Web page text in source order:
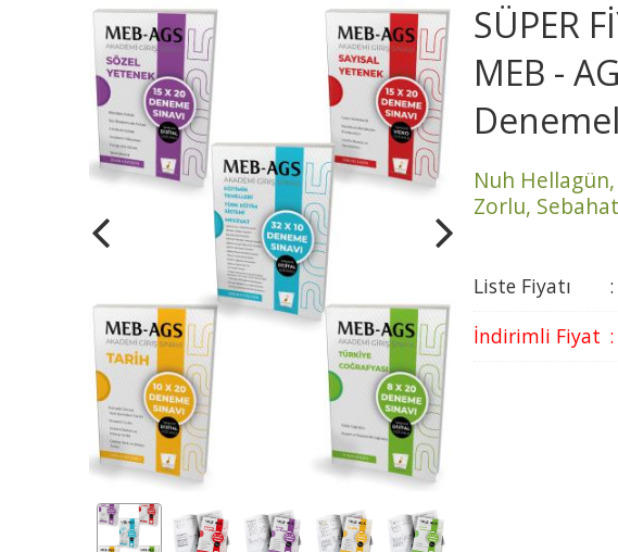
SÜPER
MEB -
Nuh Hellagün,
Zorlu,
Liste Fiyatı :
İndirimli Fiyat :